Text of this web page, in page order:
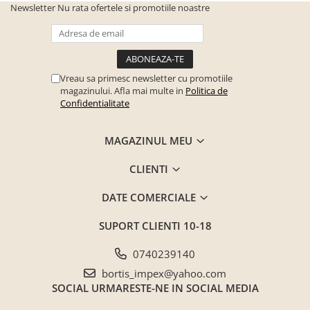
Seturi mobilier birou complet
Camera copiilor
Birouri camera copilului
COVOARE PUFOASE(SHAGGY)FIR
Banci gradina si terasa
Scaune de gradina
Newsletter Nu rata ofertele si promotiile noastre
Vreau sa primesc newsletter cu promotiile
magazinului. Afla mai multe in Politica de
Confidentialitate
MAGAZINUL MEU
CLIENTI
DATE COMERCIALE
SUPORT CLIENTI 10-18
0740239140
bortis_impex@yahoo.com
SOCIAL URMARESTE-NE IN SOCIAL MEDIA